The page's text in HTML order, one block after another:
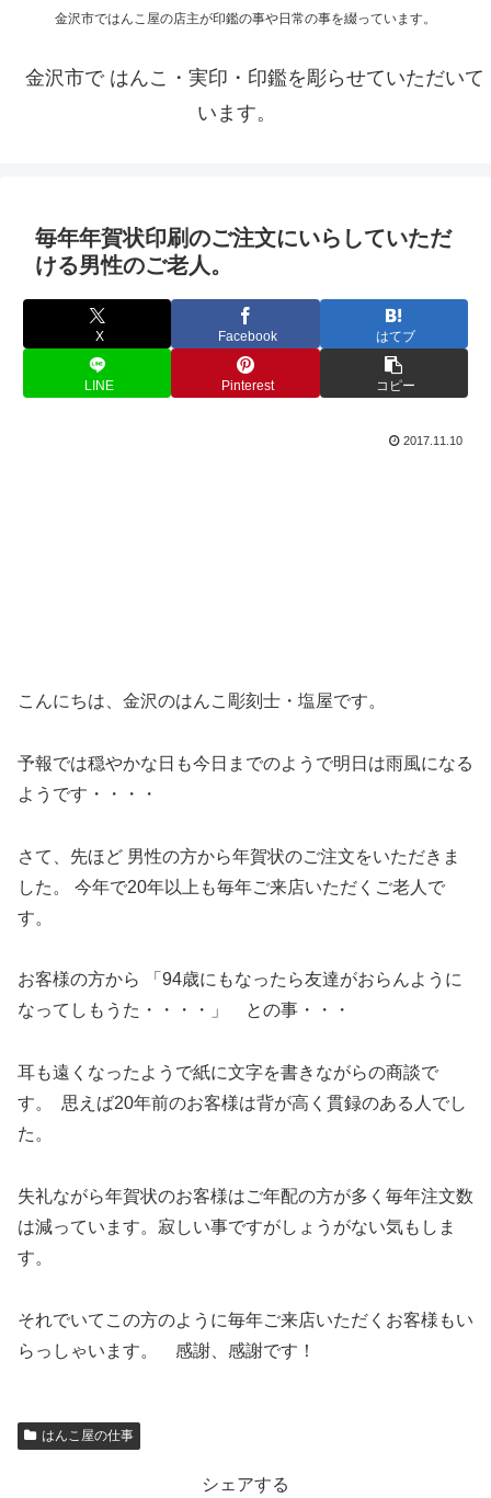
金沢市ではんこ屋の店主が印鑑の事や日常の事を綴っています。
金沢市で はんこ・実印・印鑑を彫らせていただいて
います。
毎年年賀状印刷のご注文にいらしていただ
ける男性のご老人。
X Facebook はてブ
LINE Pinterest コピー
2017.11.10
こんにちは、金沢のはんこ彫刻士・塩屋です。
予報では穏やかな日も今日までのようで明日は雨風になる
ようです・・・・
さて、先ほど 男性の方から年賀状のご注文をいただきま
した。 今年で20年以上も毎年ご来店いただくご老人で
す。
お客様の方から 「94歳にもなったら友達がおらんように
なってしもうた・・・・」 との事・・・
耳も遠くなったようで紙に文字を書きながらの商談で
す。 思えば20年前のお客様は背が高く貫録のある人でし
た。
失礼ながら年賀状のお客様はご年配の方が多く毎年注文数
は減っています。寂しい事ですがしょうがない気もしま
す。
それでいてこの方のように毎年ご来店いただくお客様もい
らっしゃいます。 感謝、感謝です！
はんこ屋の仕事
シェアする